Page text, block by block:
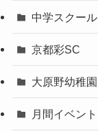
中学スクール
京都彩SC
大原野幼稚園
月間イベント